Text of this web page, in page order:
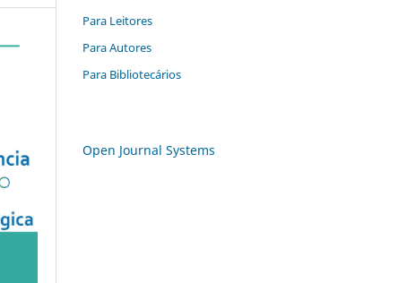
Para Leitores
Para Autores
Para Bibliotecários
Open Journal Systems